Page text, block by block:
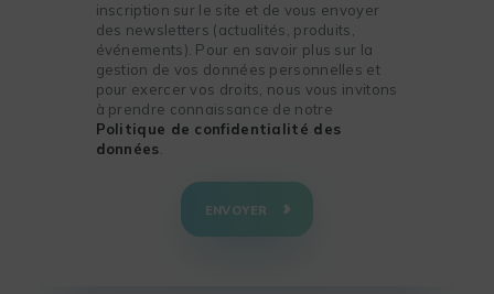
inscription sur le site et de vous envoyer
des newsletters (actualités, produits,
événements). Pour en savoir plus sur la
gestion de vos données personnelles et
pour exercer vos droits, nous vous invitons
à prendre connaissance de notre
Politique de confidentialité des
données
ENVOYER